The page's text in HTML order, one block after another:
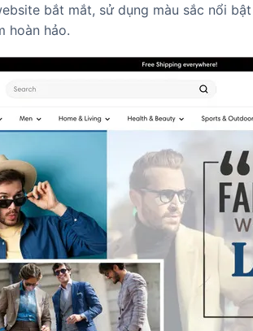
bắt mắt, sử dụng màu sắc nổi
hoàn hảo.